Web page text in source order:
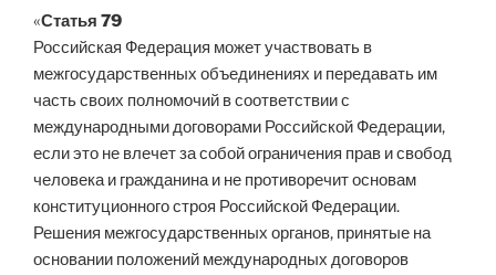
«Статья 79
Российская Федерация может участвовать в
межгосударственных объединениях и передавать им
часть своих полномочий в соответствии с
международными договорами Российской Федерации,
если это не влечет за собой ограничения прав и свобод
человека и гражданина и не противоречит основам
конституционного строя Российской Федерации.
Решения межгосударственных органов, принятые на
основании положений международных договоров